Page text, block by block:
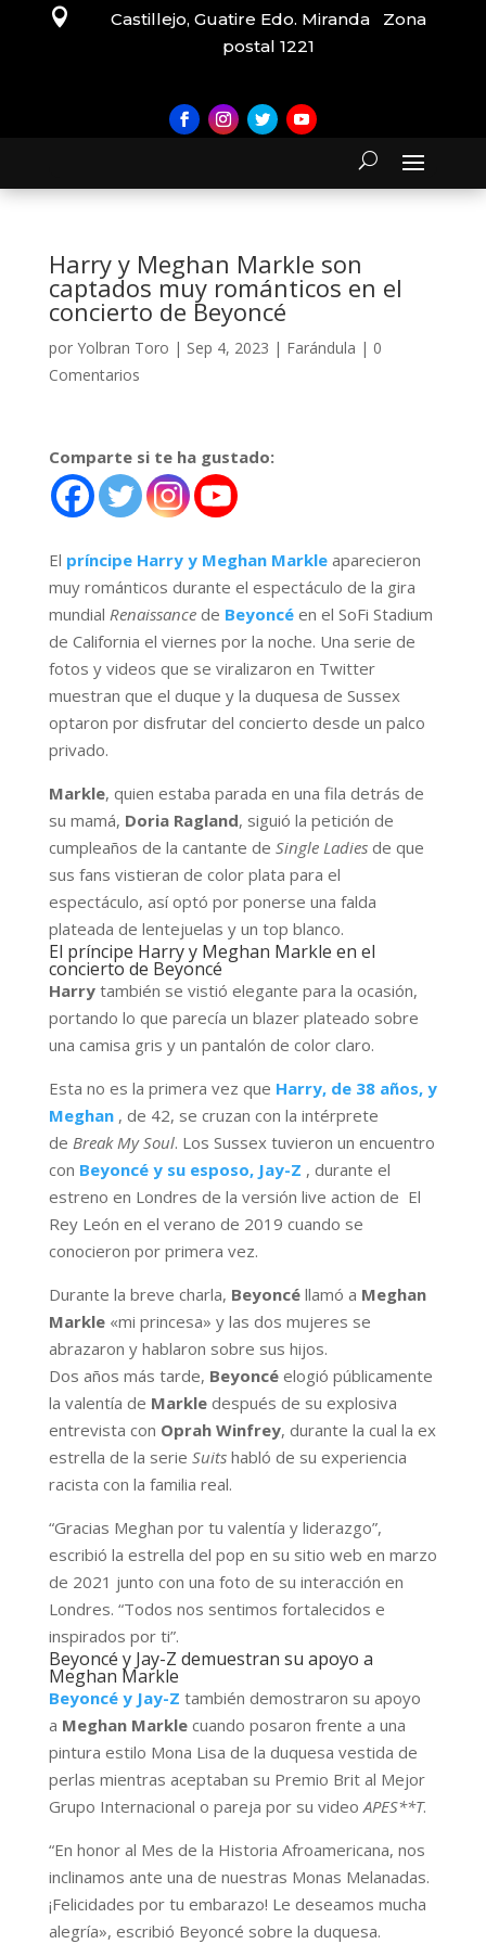

Castillejo, Guatire Edo. Miranda Zona
postal 1221
Harry y Meghan Markle son
captados muy románticos en el
concierto de Beyoncé
por Yolbran Toro | Sep 4, 2023 | Farándula | 0
Comentarios
Comparte si te ha gustado:
El príncipe Harry y Meghan Markle aparecieron
muy románticos durante el espectáculo de la gira
mundial Renaissancede Beyoncé en el SoFi Stadium
de California el viernes por la noche. Una serie de
fotos y videos que se viralizaron en Twitter
muestran que el duque y la duquesa de Sussex
optaron por disfrutar del concierto desde un palco
privado.
Markle, quien estaba parada en una fila detrás de
su mamá, Doria Ragland, siguió la petición de
cumpleaños de la cantante de Single Ladiesde que
sus fans vistieran de color plata para el
espectáculo, así optó por ponerse una falda
plateada de lentejuelas y un top blanco.
El príncipe Harry y Meghan Markle en el
concierto de Beyoncé
Harrytambién se vistió elegante para la ocasión,
portando lo que parecía un blazer plateado sobre
una camisa gris y un pantalón de color claro.
Esta no es la primera vez que Harry, de 38 años, y
Meghan , de 42, se cruzan con la intérprete
de Break My Soul. Los Sussex tuvieron un encuentro
con Beyoncé y su esposo, Jay-Z , durante el
estreno en Londres de la versión live action ​de ​ El
Rey León en el verano de 2019 cuando se
conocieron por primera vez.
Durante la breve charla, Beyoncéllamó a Meghan
Markle«mi princesa» y las dos mujeres se
abrazaron y hablaron sobre sus hijos.
Dos años más tarde, Beyoncéelogió públicamente
la valentía de Markledespués de su explosiva
entrevista con Oprah Winfrey, durante la cual la ex
estrella de la serie Suitshabló de su experiencia
racista con la familia real.
“Gracias Meghan por tu valentía y liderazgo”,
escribió la estrella del pop en su sitio web en marzo
de 2021 junto con una foto de su interacción en
Londres. “Todos nos sentimos fortalecidos e
inspirados por ti”.
Beyoncé y Jay-Z demuestran su apoyo a
Meghan Markle
Beyoncé y Jay-Z también demostraron su apoyo
a Meghan Markle cuando posaron frente a una
pintura estilo Mona Lisa de la duquesa vestida de
perlas mientras aceptaban su Premio Brit al Mejor
Grupo Internacional o pareja por su video APES**T.
“En honor al Mes de la Historia Afroamericana, nos
inclinamos ante una de nuestras Monas Melanadas.
¡Felicidades por tu embarazo! Le deseamos mucha
alegría», escribió Beyoncé sobre la duquesa.